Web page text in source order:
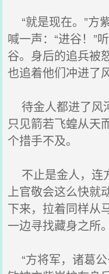
“就是现在。”方
喊一声：“进谷！”
谷。身后的追兵被
也追着他们冲进了
待金人都进了风
只见箭若飞蝗从天
个措手不及。
不止是金人，连
上官敬会这么快就
下来，拉着同样从
一边寻找藏身之所。
“方将军，诸葛